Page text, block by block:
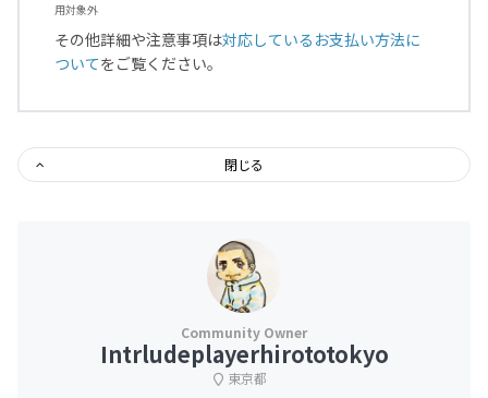
用対象外
その他詳細や注意事項は対応しているお支払い方法に
ついてをご覧ください。
閉じる
Intrludeplayerhirototokyo
東京都